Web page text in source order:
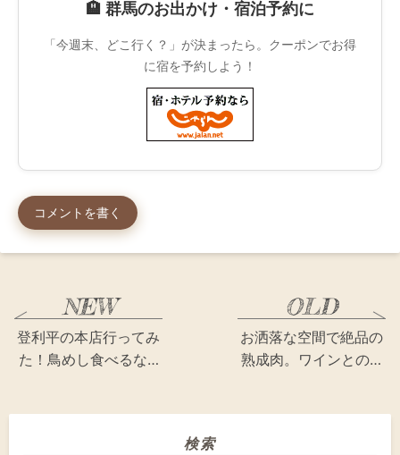
🏨 群馬のお出かけ・宿泊予約に
「今週末、どこ行く？」が決まったら。クーポンでお得
に宿を予約しよう！
コメントを書く
登利平の本店行ってみ
た！鳥めし食べるな…
お洒落な空間で絶品の
熟成肉。ワインとの…
検索